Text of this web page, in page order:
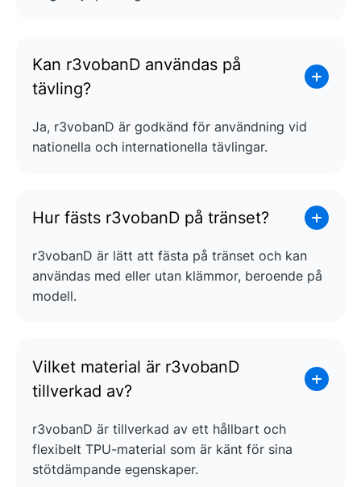
Kan r3vobanD användas på
tävling?
Ja, r3vobanD är godkänd för användning vid
nationella och internationella tävlingar.
Hur fästs r3vobanD på tränset?
r3vobanD är lätt att fästa på tränset och kan
användas med eller utan klämmor, beroende på
modell.
Vilket material är r3vobanD
tillverkad av?
r3vobanD är tillverkad av ett hållbart och
flexibelt TPU-material som är känt för sina
stötdämpande egenskaper.